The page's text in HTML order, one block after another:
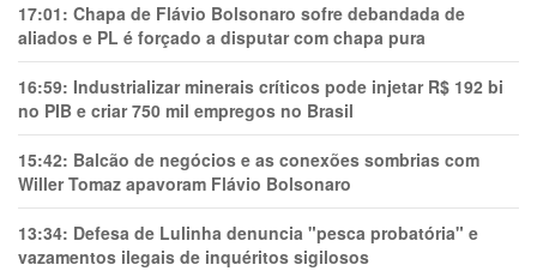
17:01: Chapa de Flávio Bolsonaro sofre debandada de
aliados e PL é forçado a disputar com chapa pura
16:59: Industrializar minerais críticos pode injetar R$ 192 bi
no PIB e criar 750 mil empregos no Brasil
15:42: Balcão de negócios e as conexões sombrias com
Willer Tomaz apavoram Flávio Bolsonaro
13:34: Defesa de Lulinha denuncia "pesca probatória" e
vazamentos ilegais de inquéritos sigilosos